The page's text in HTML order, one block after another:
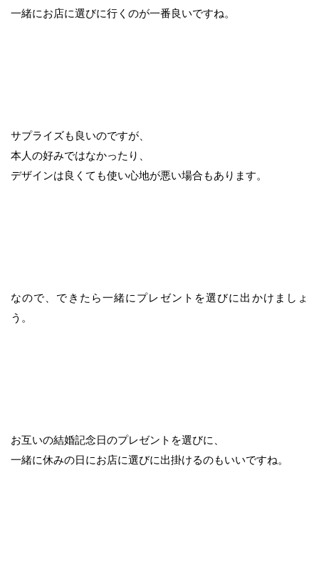
一緒にお店に選びに行くのが一番良いですね。
サプライズも良いのですが、
本人の好みではなかったり、
デザインは良くても使い心地が悪い場合もあります。
なので、できたら一緒にプレゼントを選びに出かけましょ
う。
お互いの結婚記念日のプレゼントを選びに、
一緒に休みの日にお店に選びに出掛けるのもいいですね。